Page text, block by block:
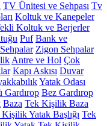
TV Ünitesi ve Sehpası Tv
Koltuk ve Kanepeler
Koltuk ve Berjerler
Puf Bank ve
Sehpalar Zigon Sehpalar
Antre ve Hol Çok
Kapı Askısı Duvar
Yatak Odası
Gardırop Bez Gardırop
Baza Tek Kişilik Baza
Yatak Başlığı Tek